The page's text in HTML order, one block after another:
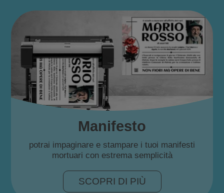
Manifesto
potrai impaginare e stampare i tuoi manifesti
mortuari con estrema semplicità
SCOPRI DI PIÙ